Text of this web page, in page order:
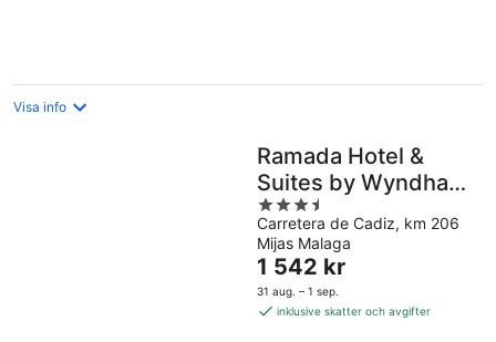
Visa info
Ramada Hotel &
Suites by Wyndham
Costa del Sol
3.5
out
of
5
Carretera de Cadiz, km 206
Mijas Malaga
Priset
är
1 542 kr
1 542 kr
31 aug. – 1 sep.
inklusive skatter och avgifter